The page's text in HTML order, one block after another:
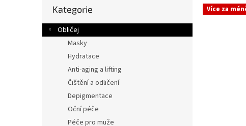
r
a
kategorie
Kategorie
Obličej
Masky
Hydratace
Anti-aging a lifting
Čištění a odličení
Depigmentace
Oční péče
Péče pro muže
Více za